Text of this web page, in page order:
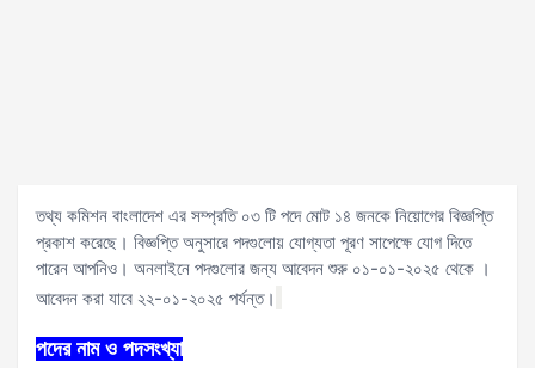
তথ্য কমিশন বাংলাদেশ এর সম্প্রতি ০৩ টি পদে মোট ১৪ জনকে নিয়োগের বিজ্ঞপ্তি
প্রকাশ করেছে। বিজ্ঞপ্তি অনুসারে পদগুলোয় যোগ্যতা পূরণ সাপেক্ষে যোগ দিতে
পারেন আপনিও। অনলাইনে পদগুলোর জন্য আবেদন শুরু ০১-০১-২০২৫ থেকে ।
আবেদন করা যাবে ২২-০১-২০২৫ পর্যন্ত।
পদের নাম ও পদসংখ্যা